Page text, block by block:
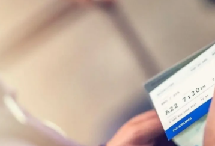
Tekirdağ
Tokat
Trabzon
Şanlıurfa
Uşak